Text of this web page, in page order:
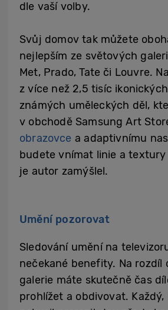
dle vaší volby.
Svůj domov tak můžete
nejlepším ze světových
Met, Prado, Tate či Louvre.
z více než 2,5 tisíc
známých uměleckých děl,
v obchodě Samsung Art
obrazovce a adaptivnímu
budete vnímat linie a textury
je autor zamýšlel.
Umění pozorovat
Sledování umění na
nečekané benefity. Na rozdíl
galerie máte skutečně čas
prohlížet a obdivovat. Každý,